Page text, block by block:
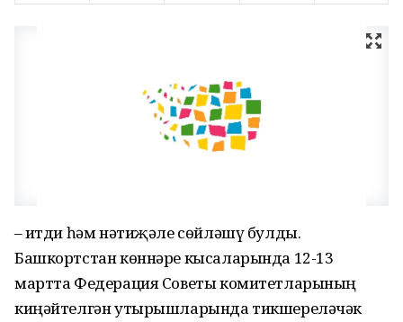
– Җитди һәм нәтиҗәле сөйләшү булды.
Башкортстан көннәре кысаларында 12-13
мартта Федерация Советы комитетларының
киңәйтелгән утырышларында тикшереләчәк